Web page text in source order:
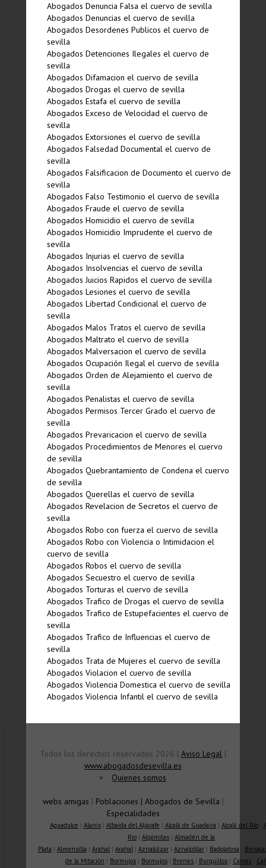
Abogados Denuncia Falsa el cuervo de sevilla
Abogados Denuncias el cuervo de sevilla
Abogados Desordenes Publicos el cuervo de
sevilla
Abogados Detenciones Ilegales el cuervo de
sevilla
Abogados Difamacion el cuervo de sevilla
Abogados Drogas el cuervo de sevilla
Abogados Estafa el cuervo de sevilla
Abogados Exceso de Velocidad el cuervo de
sevilla
Abogados Extorsiones el cuervo de sevilla
Abogados Falsedad Documental el cuervo de
sevilla
Abogados Falsificacion de Documento el cuervo de
sevilla
Abogados Falso Testimonio el cuervo de sevilla
Abogados Fraude el cuervo de sevilla
Abogados Homicidio el cuervo de sevilla
Abogados Homicidio Imprudente el cuervo de
sevilla
Abogados Injurias el cuervo de sevilla
Abogados Insolvencias el cuervo de sevilla
Abogados Juicios Rapidos el cuervo de sevilla
Abogados Lesiones el cuervo de sevilla
Abogados Libertad Condicional el cuervo de
sevilla
Abogados Malos Tratos el cuervo de sevilla
Abogados Maltrato el cuervo de sevilla
Abogados Malversacion el cuervo de sevilla
Abogados Ocupación Ilegal el cuervo de sevilla
Abogados Orden de Alejamiento el cuervo de
sevilla
Abogados Penalistas el cuervo de sevilla
Abogados Permisos Tercer Grado el cuervo de
sevilla
Abogados Prevaricacion el cuervo de sevilla
Abogados Procedimientos de Menores el cuervo
de sevilla
Abogados Quebrantamiento de Condena el cuervo
de sevilla
Abogados Querellas el cuervo de sevilla
Abogados Revelacion de Secretos el cuervo de
sevilla
Abogados Robo con fuerza el cuervo de sevilla
Abogados Robo con Violencia o Intimidacion el
cuervo de sevilla
Abogados Robos el cuervo de sevilla
Abogados Secuestro el cuervo de sevilla
Abogados Torturas el cuervo de sevilla
Abogados Trafico de Drogas el cuervo de sevilla
Abogados Trafico de Estupefacientes el cuervo de
sevilla
Abogados Trafico de Influencias el cuervo de
sevilla
Abogados Trata de Mujeres el cuervo de sevilla
Abogados Violacion el cuervo de sevilla
Abogados Violencia Domestica el cuervo de sevilla
Abogados Violencia Infantil el cuervo de sevilla
Todos los derechos reservados 2026 | Aviso Legal |
www.abogadosdesevilla.es
Quienes somos
webs amigas | Poblaciones | Abogados de Sevilla |
Especialidades
Aguadulce | Alanis| Albaida del Aljarafe | Alcalá de Guadaíra | Alcalá del Río|
Río | Algámitas | Almadén de la
Plata | Almensilla | Arahal | Arahal | Aznalcázar | Aznalcóllar | Badolatosa
de la Mitación | Bormujos | Bormujos | Brenes | Burguillos | Camas